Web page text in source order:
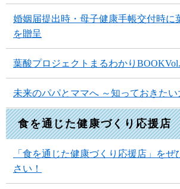
婚姻届提出時・母子健康手帳交付時に
を贈呈
葉酸プロジェクトまるわかり
未来のパパとママへ ～知っておきたい
食を通じた健康づくり応援店
「食を通じた健康づくり応援店」をぜ
さい！